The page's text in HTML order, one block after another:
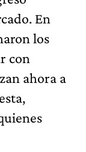
En
los
con
ahora a